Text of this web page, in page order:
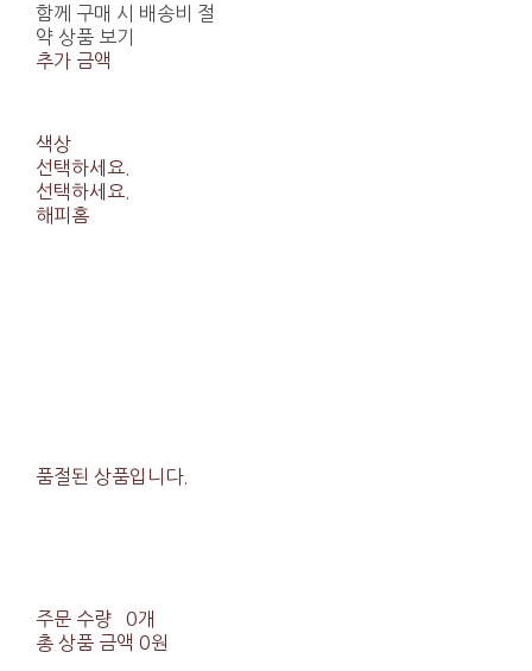
함께 구매 시 배송비 절
약 상품 보기
추가 금액
색상
선택하세요.
선택하세요.
해피홈
품절된 상품입니다.
주문 수량
0개
총 상품 금액 0원